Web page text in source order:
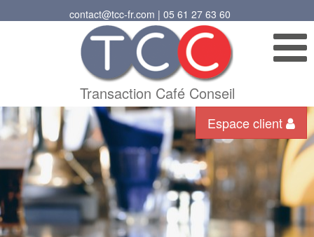
contact@tcc-fr.com | 05 61 27 63 60
Transaction Café Conseil
Espace client